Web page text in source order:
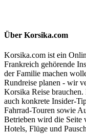
Über Korsika.com
Korsika.com ist ein
Frankreich gehörende
der Familie machen
Rundreise planen - wir
Korsika Reise
auch konkrete Insider-
Fahrrad-Touren sowie
Betrieben wird die Seite
Hotels, Flüge und